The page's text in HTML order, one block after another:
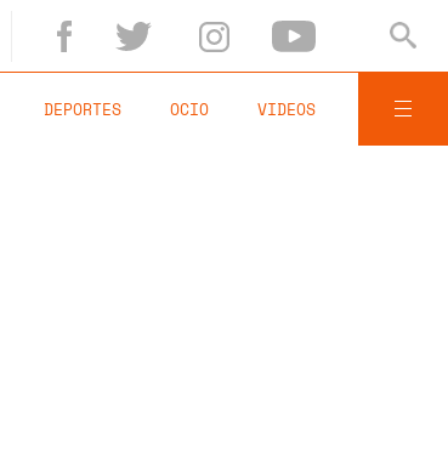
DEPORTES OCIO VIDEOS